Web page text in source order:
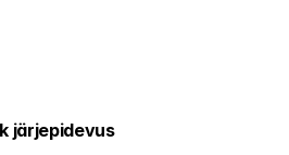
järjepidevus